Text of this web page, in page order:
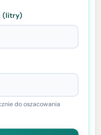
(litry)
do oszacowania